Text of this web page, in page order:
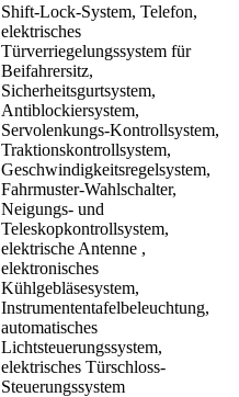
Shift-Lock-System, Telefon,
elektrisches
Türverriegelungssystem für
Beifahrersitz,
Sicherheitsgurtsystem,
Antiblockiersystem,
Servolenkungs-Kontrollsystem,
Traktionskontrollsystem,
Geschwindigkeitsregelsystem,
Fahrmuster-Wahlschalter,
Neigungs- und
Teleskopkontrollsystem,
elektrische Antenne ,
elektronisches
Kühlgebläsesystem,
Instrumententafelbeleuchtung,
automatisches
Lichtsteuerungssystem,
elektrisches Türschloss-
Steuerungssystem